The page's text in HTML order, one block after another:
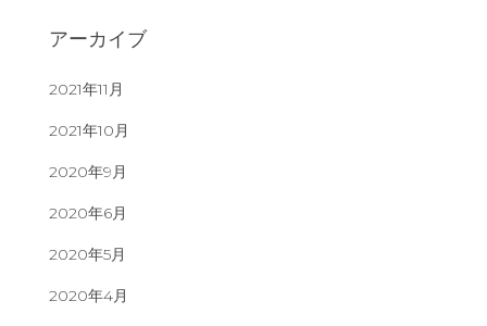
アーカイブ
2021年11月
2021年10月
2020年9月
2020年6月
2020年5月
2020年4月